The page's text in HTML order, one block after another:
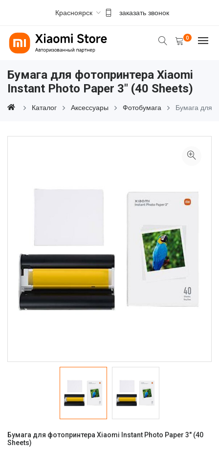
Красноярск заказать звонок
0
Бумага для фотопринтера Xiaomi
Instant Photo Paper 3" (40 Sheets)
Каталог Аксессуары Фотобумага Бумага для
Бумага для фотопринтера Xiaomi Instant Photo Paper 3" (40
Sheets)